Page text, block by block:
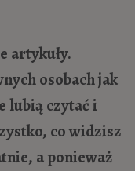
artykuły.
osobach jak
lubią czytać i
co widzisz
a ponieważ